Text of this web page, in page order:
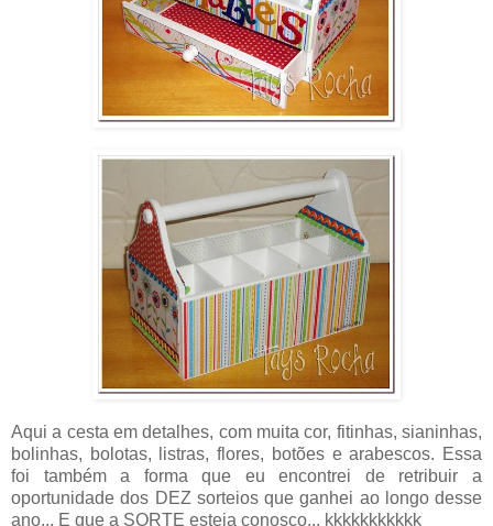
Aqui a cesta em detalhes, com muita cor, fitinhas, sianinhas,
bolinhas, bolotas, listras, flores, botões e arabescos. Essa
foi também a forma que eu encontrei de retribuir a
oportunidade dos DEZ sorteios que ganhei ao longo desse
ano... E que a SORTE esteja conosco... kkkkkkkkkkk